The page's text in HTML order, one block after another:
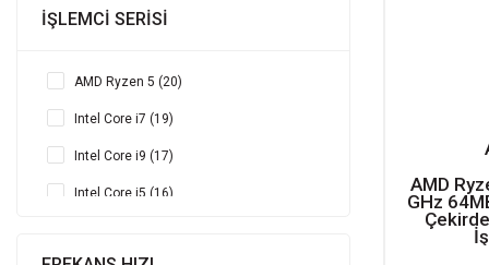
8 (7)
İŞLEMCİ SERİSİ
AMD Ryzen 5 (20)
Intel Core i7 (19)
Intel Core i9 (17)
Intel Core i5 (16)
AMD
GHz